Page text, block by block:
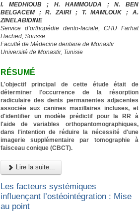
I. MEDHIOUB ; H. HAMMOUDA ; N. BEN
BELGACEM ; R. ZAIRI ; T. MAMLOUK ; A.
ZINELABIDINE
Service d’orthopédie dento-faciale, CHU Farhat
Hached, Sousse
Faculté de Médecine dentaire de Monastir
Université de Monastir, Tunisie
RÉSUMÉ
L'objectif principal de cette étude était de
déterminer l'occurrence de la résorption
radiculaire des dents permanentes adjacentes
associée aux canines maxillaires incluses, et
d'identifier un modèle prédictif pour la RR à
l'aide de variables orthopantomographiques,
dans l'intention de réduire la nécessité d'une
imagerie supplémentaire par tomographie à
faisceau conique (CBCT).
Lire la suite...
Les facteurs systémiques
influençant l’ostéointégration : Mise
au point